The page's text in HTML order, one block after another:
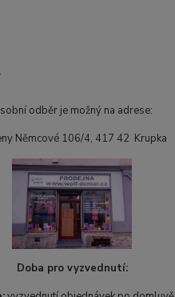
odběr je možný na adrese:
Němcové 106/4, 417 42 Krupka
Doba pro vyzvednutí: